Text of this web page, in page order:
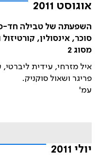
אוגוסט 2011
השפעתה של טבילה חד-
מסוג 2
איל מזרחי, עידית
פריגר ושאול סוקניק.
עמ'
יולי 2011